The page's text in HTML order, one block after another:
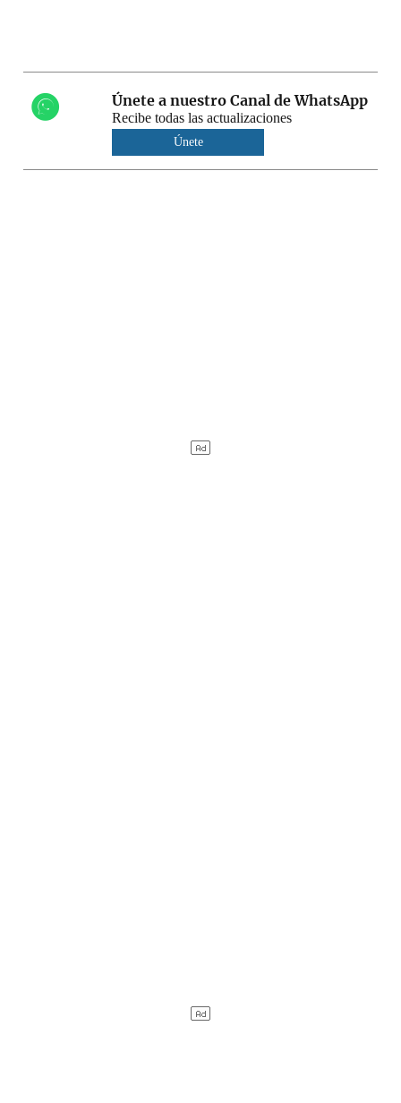
Únete a nuestro Canal de WhatsApp
Recibe todas las actualizaciones
Únete